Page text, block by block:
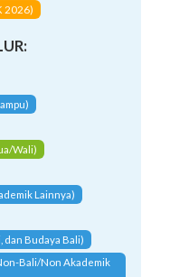
2026)
Wali)
Lainnya)
dan Budaya Bali)
Bali/Non Akademik